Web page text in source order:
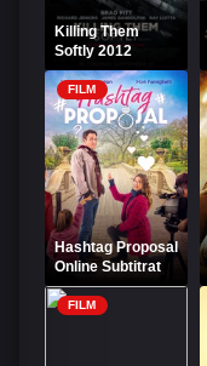
Killing Them
Softly 2012
Online Subtitrat –
Ucide-i cu
tandrețe
FILM
Hashtag Proposal
Online Subtitrat
FILM